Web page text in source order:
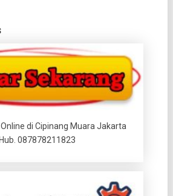
di Cipinang Muara Jakarta
Hub. 087878211823